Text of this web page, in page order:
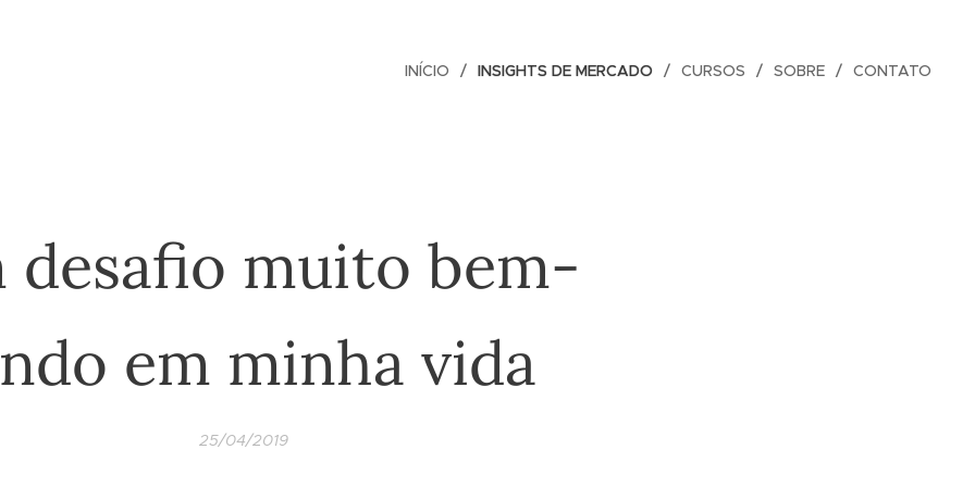
INÍCIO INSIGHTS DE MERCADO CURSOS SOBRE CONTATO
desafio muito bem-
em minha vida
25/04/2019